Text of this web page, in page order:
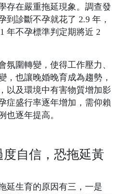
存在嚴重拖延現象。調查發
到診斷不孕就花了 2.9 年，
年不孕標準判定期將近 2
氛圍轉變，使得工作壓力、
，也讓晚婚晚育成為趨勢，
以及環境中有害物質增加影
症盛行率逐年增加，需仰賴
也逐年提高。
自信，恐拖延黃
延生育的原因有三，一是